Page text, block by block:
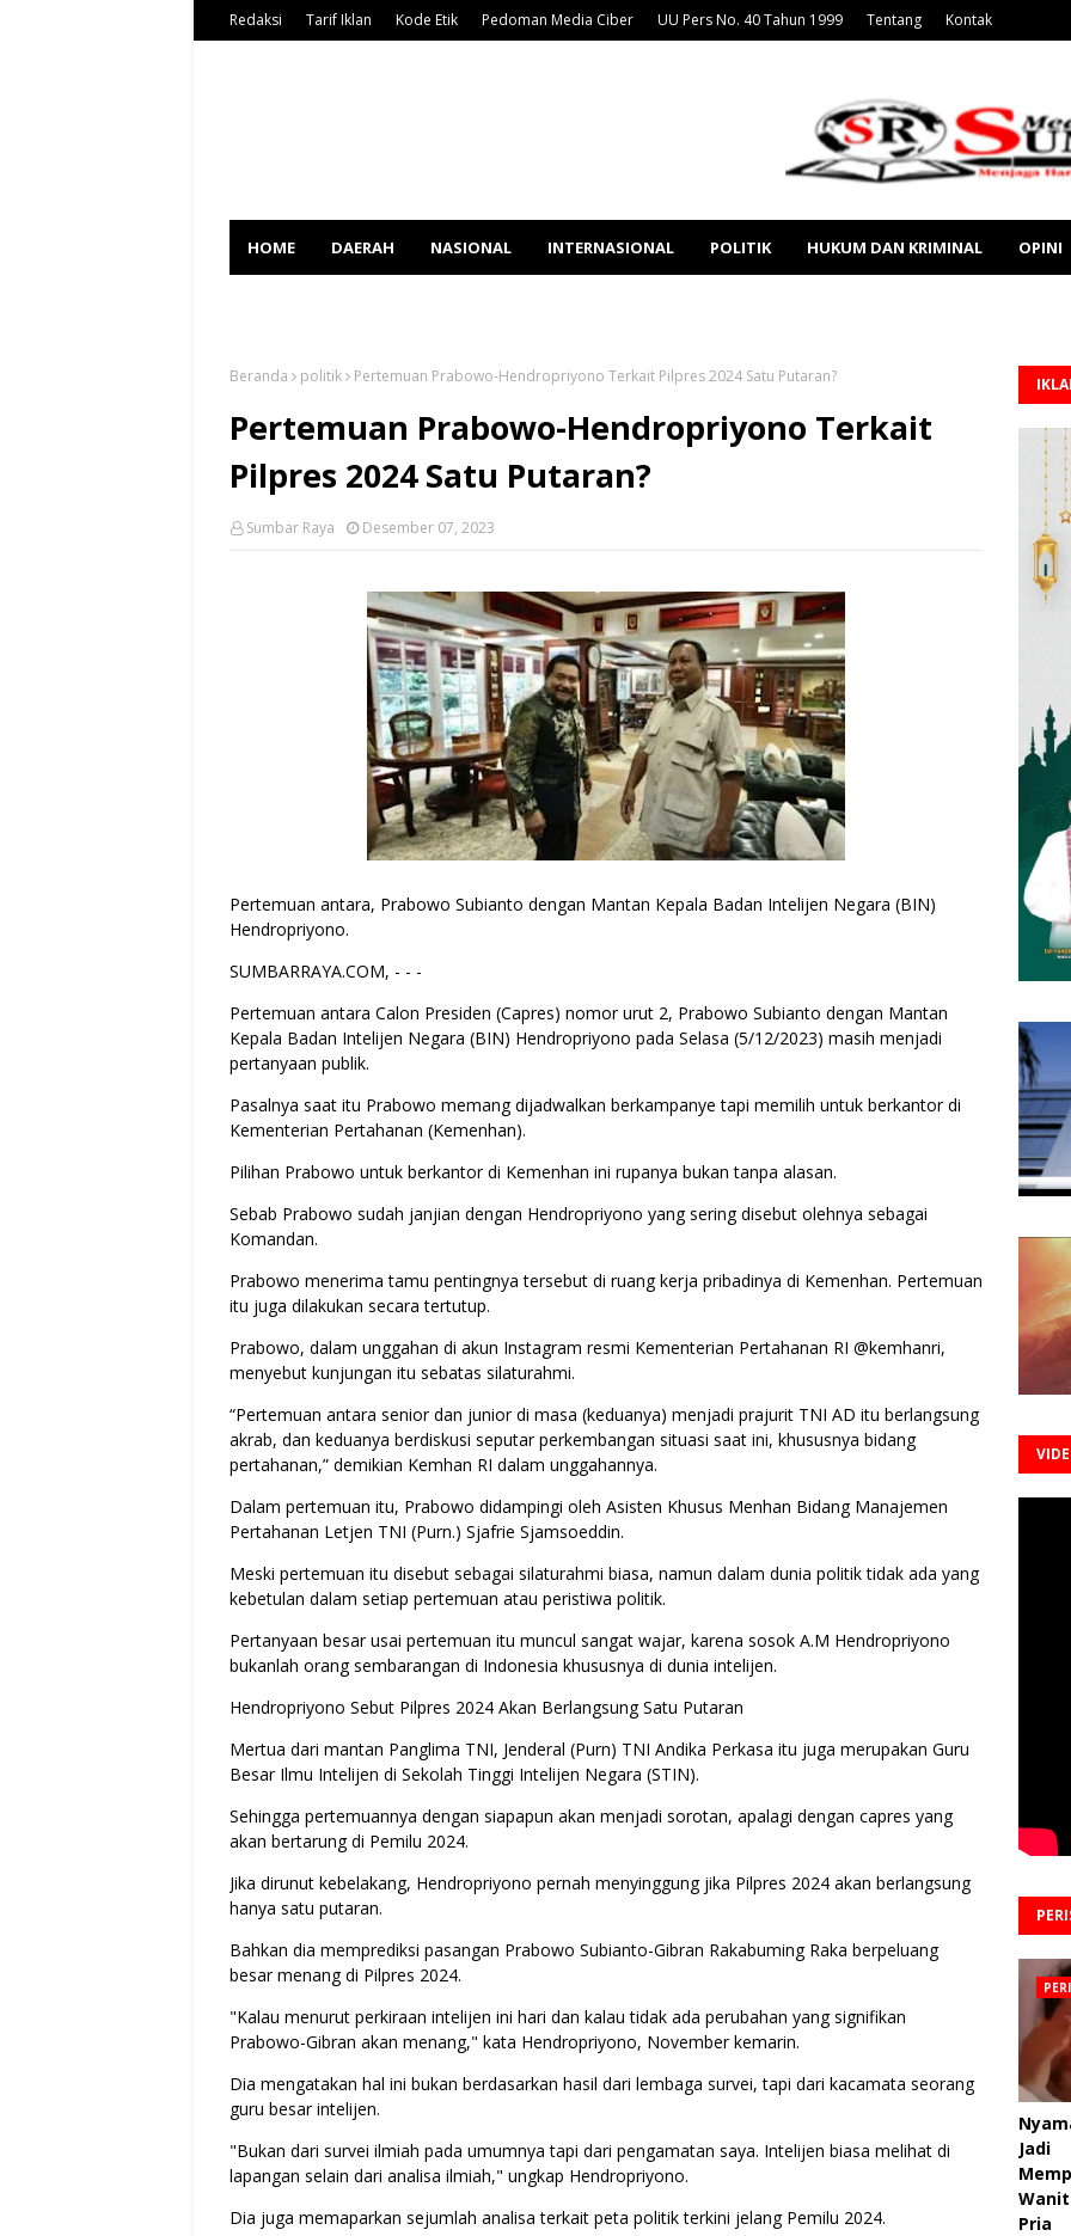
Redaksi Tarif Iklan Kode Etik Pedoman Media Ciber UU Pers No. 40 Tahun 1999 Tentang Kontak
HOME DAERAH NASIONAL INTERNASIONAL POLITIK HUKUM DAN KRIMINAL OPINI
Beranda politik Pertemuan Prabowo-Hendropriyono Terkait Pilpres 2024 Satu Putaran?
Pertemuan Prabowo-Hendropriyono Terkait
Pilpres 2024 Satu Putaran?
Sumbar Raya Desember 07, 2023
Pertemuan antara, Prabowo Subianto dengan Mantan Kepala Badan Intelijen Negara (BIN)
Hendropriyono.
SUMBARRAYA.COM, - - -
Pertemuan antara Calon Presiden (Capres) nomor urut 2, Prabowo Subianto dengan Mantan
Kepala Badan Intelijen Negara (BIN) Hendropriyono pada Selasa (5/12/2023) masih menjadi
pertanyaan publik.
Pasalnya saat itu Prabowo memang dijadwalkan berkampanye tapi memilih untuk berkantor di
Kementerian Pertahanan (Kemenhan).
Pilihan Prabowo untuk berkantor di Kemenhan ini rupanya bukan tanpa alasan.
Sebab Prabowo sudah janjian dengan Hendropriyono yang sering disebut olehnya sebagai
Komandan.
Prabowo menerima tamu pentingnya tersebut di ruang kerja pribadinya di Kemenhan. Pertemuan
itu juga dilakukan secara tertutup.
Prabowo, dalam unggahan di akun Instagram resmi Kementerian Pertahanan RI @kemhanri,
menyebut kunjungan itu sebatas silaturahmi.
“Pertemuan antara senior dan junior di masa (keduanya) menjadi prajurit TNI AD itu berlangsung
akrab, dan keduanya berdiskusi seputar perkembangan situasi saat ini, khususnya bidang
pertahanan,” demikian Kemhan RI dalam unggahannya.
Dalam pertemuan itu, Prabowo didampingi oleh Asisten Khusus Menhan Bidang Manajemen
Pertahanan Letjen TNI (Purn.) Sjafrie Sjamsoeddin.
Meski pertemuan itu disebut sebagai silaturahmi biasa, namun dalam dunia politik tidak ada yang
kebetulan dalam setiap pertemuan atau peristiwa politik.
Pertanyaan besar usai pertemuan itu muncul sangat wajar, karena sosok A.M Hendropriyono
bukanlah orang sembarangan di Indonesia khususnya di dunia intelijen.
Hendropriyono Sebut Pilpres 2024 Akan Berlangsung Satu Putaran
Mertua dari mantan Panglima TNI, Jenderal (Purn) TNI Andika Perkasa itu juga merupakan Guru
Besar Ilmu Intelijen di Sekolah Tinggi Intelijen Negara (STIN).
Sehingga pertemuannya dengan siapapun akan menjadi sorotan, apalagi dengan capres yang
akan bertarung di Pemilu 2024.
Jika dirunut kebelakang, Hendropriyono pernah menyinggung jika Pilpres 2024 akan berlangsung
hanya satu putaran.
Bahkan dia memprediksi pasangan Prabowo Subianto-Gibran Rakabuming Raka berpeluang
besar menang di Pilpres 2024.
"Kalau menurut perkiraan intelijen ini hari dan kalau tidak ada perubahan yang signifikan
Prabowo-Gibran akan menang," kata Hendropriyono, November kemarin.
Dia mengatakan hal ini bukan berdasarkan hasil dari lembaga survei, tapi dari kacamata seorang
guru besar intelijen.
"Bukan dari survei ilmiah pada umumnya tapi dari pengamatan saya. Intelijen biasa melihat di
lapangan selain dari analisa ilmiah," ungkap Hendropriyono.
Dia juga memaparkan sejumlah analisa terkait peta politik terkini jelang Pemilu 2024.
Jadi
Pria